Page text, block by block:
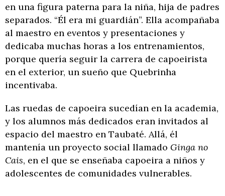
en una figura paterna para la niña, hija de padres
separados. “Él era mi guardián”. Ella acompañaba
al maestro en eventos y presentaciones y
dedicaba muchas horas a los entrenamientos,
porque quería seguir la carrera de capoeirista
en el exterior, un sueño que Quebrinha
incentivaba.
Las ruedas de capoeira sucedían en la academia,
y los alumnos más dedicados eran invitados al
espacio del maestro en Taubaté. Allá, él
mantenía un proyecto social llamado Ginga no
Cais, en el que se enseñaba capoeira a niños y
adolescentes de comunidades vulnerables.